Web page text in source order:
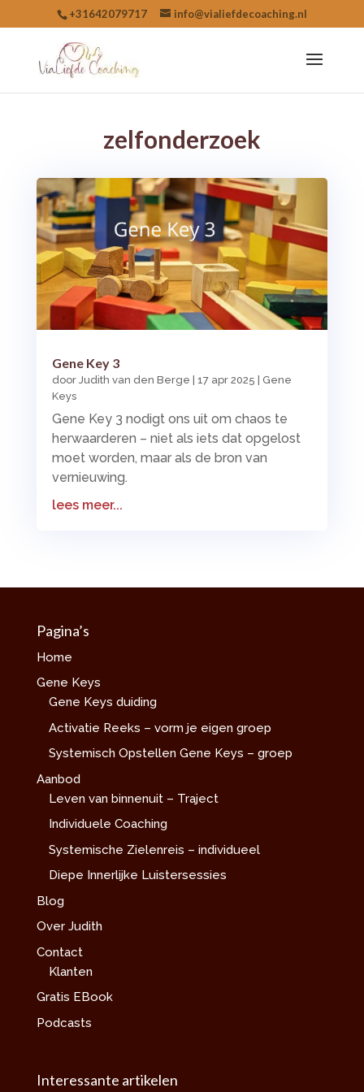
+31642079717 info@vialiefdecoaching.nl
zelfonderzoek
Gene Key 3
door Judith van den Berge | 17 apr 2025 | Gene
Keys
Gene Key 3 nodigt ons uit om chaos te
herwaarderen – niet als iets dat opgelost
moet worden, maar als de bron van
vernieuwing.
lees meer...
Pagina’s
Home
Gene Keys
Gene Keys duiding
Activatie Reeks – vorm je eigen groep
Systemisch Opstellen Gene Keys – groep
Aanbod
Leven van binnenuit – Traject
Individuele Coaching
Systemische Zielenreis – individueel
Diepe Innerlijke Luistersessies
Blog
Over Judith
Contact
Klanten
Gratis EBook
Podcasts
Interessante artikelen